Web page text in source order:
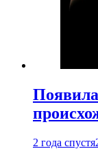
2 года спустя